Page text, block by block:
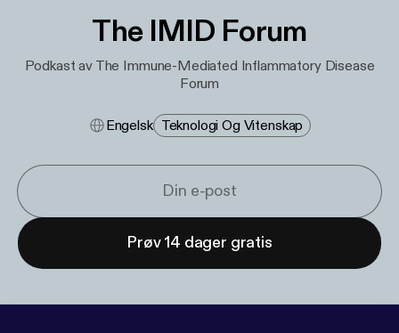
The IMID Forum
Podkast av The Immune-Mediated Inflammatory Disease
Forum
Engelsk Teknologi Og Vitenskap
Prøv 14 dager gratis